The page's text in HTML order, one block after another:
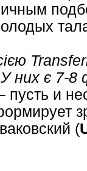
них є 7-8
пусть и
(